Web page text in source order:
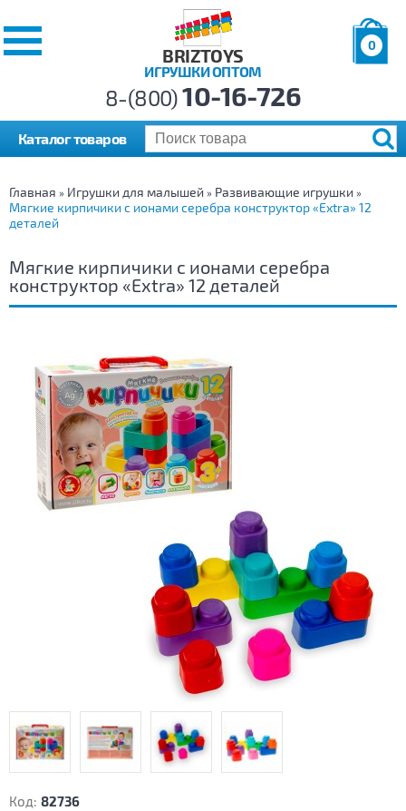
BRIZTOYS
ИГРУШКИ ОПТОМ
0
р.
8-(800)10-16-726
Каталог товаров
Главная » Игрушки для малышей » Развивающие игрушки »
Мягкие кирпичики с ионами серебра конструктор «Extra» 12
деталей
Мягкие кирпичики с ионами серебра
конструктор «Extra» 12 деталей
Код: 82736